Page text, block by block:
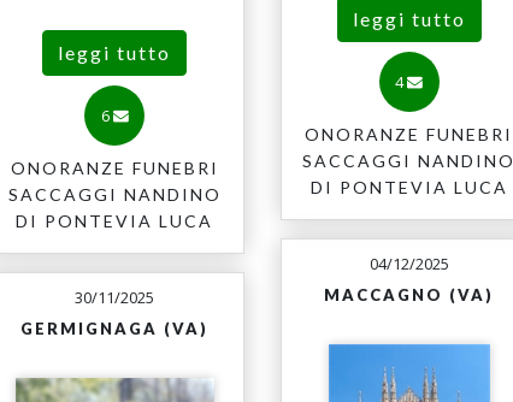
leggi tutto
4
ONORANZE FUNEBRI
SACCAGGI NANDINO
DI PONTEVIA LUCA
leggi tutto
6
ONORANZE FUNEBRI
SACCAGGI NANDINO
DI PONTEVIA LUCA
04/12/2025
MACCAGNO (VA)
30/11/2025
GERMIGNAGA (VA)